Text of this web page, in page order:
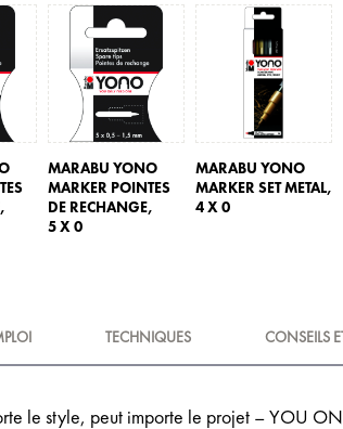
MARABU YONO
MARKER POINTES
DE RECHANGE,
5 X 0
MARABU YONO
MARKER SET METAL,
4 X 0
TECHNIQUES CONSEILS
le style, peut importe le projet – YOU